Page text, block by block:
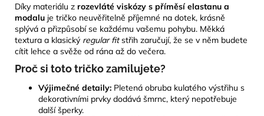
Díky materiálu z rozevláté viskózy s příměsí elastanu a
modalu je tričko neuvěřitelně příjemné na dotek, krásně
splývá a přizpůsobí se každému vašemu pohybu. Měkká
textura a klasický regular fitstřih zaručují, že se v něm budete
cítit lehce a svěže od rána až do večera.
Proč si toto tričko zamilujete?
Výjimečné detaily: Pletená obruba kulatého výstřihu s
dekorativními prvky dodává šmrnc, který nepotřebuje
další šperky.